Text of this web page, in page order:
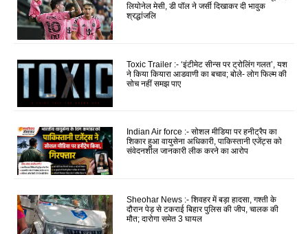
लियोनेल मेसी, डी पॉल ने जर्सी दिखाकर दी भावुक
श्रद्धांजलि
Toxic Trailer :- ‘इंटीमेट सीन्स पर ट्रोलिंग गलत’, यश
ने किया कियारा आडवाणी का बचाव; बोले- लोग फिल्म की
सोच नहीं समझ पाए
Indian Air force :- सोशल मीडिया पर हनीट्रैप का
शिकार हुआ वायुसेना अधिकारी, पाकिस्तानी एजेंट्स को
संवेदनशील जानकारी लीक करने का आरोप
Sheohar News :- शिवहर में बड़ा हादसा, गश्ती के
दौरान पेड़ से टकराई बिहार पुलिस की जीप, चालक की
मौत; दारोगा समेत 3 घायल